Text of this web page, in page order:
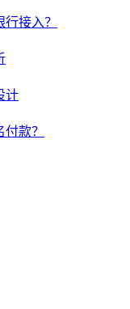
接入？
计
款？